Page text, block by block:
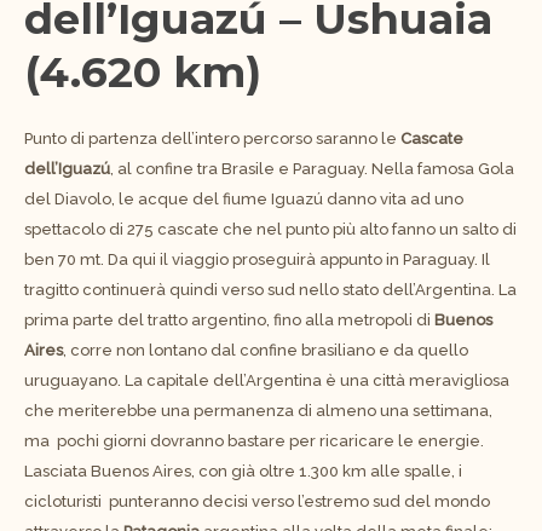
dell’Iguazú – Ushuaia
(4.620 km)
Punto di partenza dell’intero percorso saranno le Cascate
dell’Iguazú, al confine tra Brasile e Paraguay. Nella famosa Gola
del Diavolo, le acque del fiume Iguazú danno vita ad uno
spettacolo di 275 cascate che nel punto più alto fanno un salto di
ben 70 mt. Da qui il viaggio proseguirà appunto in Paraguay. Il
tragitto continuerà quindi verso sud nello stato dell’Argentina. La
prima parte del tratto argentino, fino alla metropoli di Buenos
Aires, corre non lontano dal confine brasiliano e da quello
uruguayano. La capitale dell’Argentina è una città meravigliosa
che meriterebbe una permanenza di almeno una settimana,
ma pochi giorni dovranno bastare per ricaricare le energie.
Lasciata Buenos Aires, con già oltre 1.300 km alle spalle, i
cicloturisti punteranno decisi verso l’estremo sud del mondo